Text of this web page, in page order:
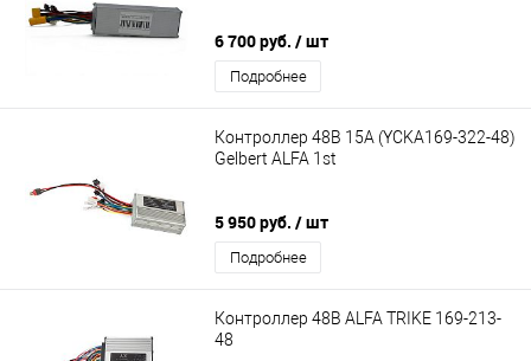
6 700 руб. / шт
Подробнее
Контроллер 48В 15А (YCKA169-322-48)
Gelbert ALFA 1st
5 950 руб. / шт
Подробнее
Контроллер 48В ALFA TRIKE 169-213-
48